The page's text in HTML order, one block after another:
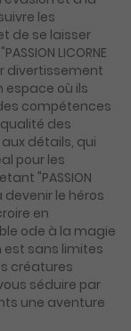
les
de se laisser
LICORNE
divertissement
où ils
compétences
des
détails, qui
pour les
"PASSION
devenir le héros
en
ode à la magie
sans limites
créatures
séduire par
une aventure